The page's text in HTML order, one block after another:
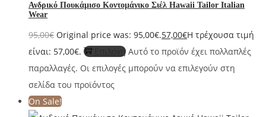
Ανδρικό Πουκάμισο Κοντομάνικο Σιέλ Hawaii Tailor Italian
Wear
95,00€ Original price was: 95,00€.57,00€Η τρέχουσα τιμή
είναι: 57,00€.
Επιλογή Αυτό το προϊόν έχει πολλαπλές
παραλλαγές. Οι επιλογές μπορούν να επιλεγούν στη
σελίδα του προϊόντος
On Sale!